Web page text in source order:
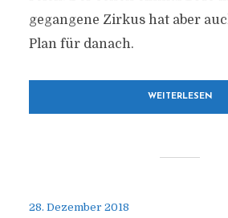
gegangene Zirkus hat aber
Plan für danach.
WEITERLESEN
28. Dezember 2018